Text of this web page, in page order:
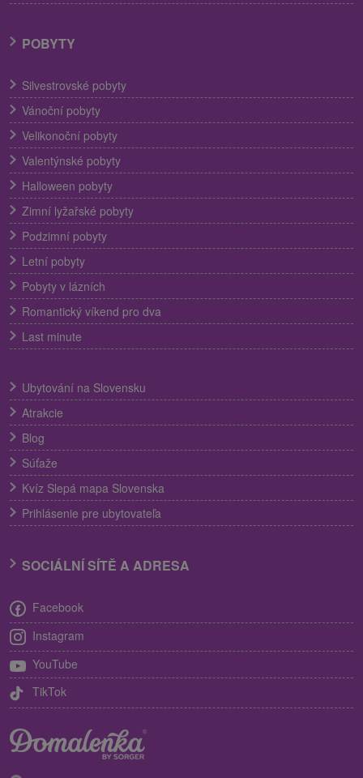
POBYTY
Silvestrovské pobyty
Vánoční pobyty
Velikonoční pobyty
Valentýnské pobyty
Halloween pobyty
Zimní lyžařské pobyty
Podzimní pobyty
Letní pobyty
Pobyty v lázních
Romantický víkend pro dva
Last minute
Ubytování na Slovensku
Atrakcie
Blog
Súťaže
Kvíz Slepá mapa Slovenska
Prihlásenie pre ubytovateľa
SOCIÁLNÍ SÍTĚ A ADRESA
Facebook
Instagram
YouTube
TikTok